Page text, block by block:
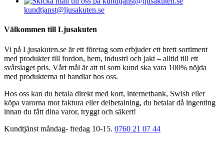
kundtjanst@ljusakuten.se
Välkommen till Ljusakuten
Vi på Ljusakuten.se är ett företag som erbjuder ett brett sortiment
med produkter till fordon, hem, industri och jakt – alltid till ett
svårslaget pris. Vårt mål är att ni som kund ska vara 100% nöjda
med produkterna ni handlar hos oss.
Hos oss kan du betala direkt med kort, internetbank, Swish eller
köpa varorna mot faktura eller delbetalning, du betalar då ingenting
innan du fått dina varor, tryggt och säkert!
Kundtjänst måndag- fredag 10-15. 0760 21 07 44